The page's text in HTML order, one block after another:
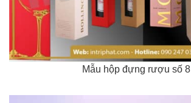
Mẫu hộp đựng rượu số 8